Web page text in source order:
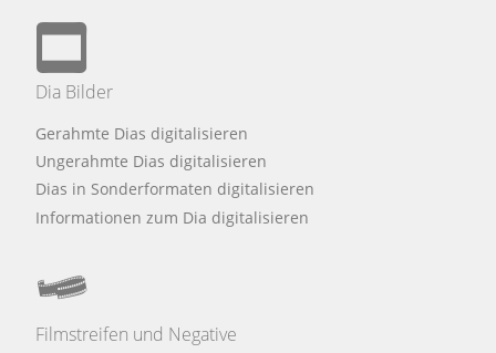
Dia Bilder
Gerahmte Dias digitalisieren
Ungerahmte Dias digitalisieren
Dias in Sonderformaten digitalisieren
Informationen zum Dia digitalisieren
Filmstreifen und Negative